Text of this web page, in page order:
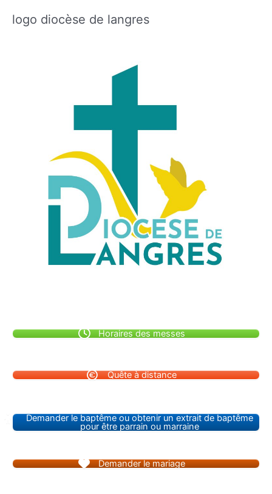
logo diocèse de langres
Horaires des messes
Quête à distance
Demander le baptême ou obtenir un extrait de baptême
pour être parrain ou marraine
Demander le mariage